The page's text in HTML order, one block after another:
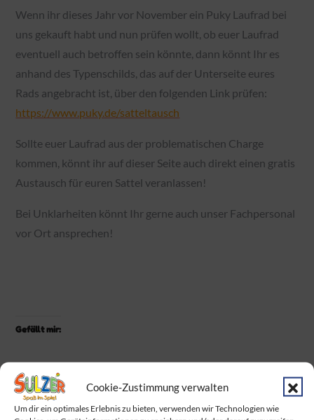
Cookie-Zustimmung verwalten
Um dir ein optimales Erlebnis zu bieten, verwenden wir Technologien wie
Wenn ihr dieses Jahr vor November ein Puky Laufrad bei
uns gekauft habt und nun prüfen wollt, ob euer Laufrad
eventuell auch betroffen sein könnte, dann könnt Ihr es
anhand des Typenschilds, das auf der Unterseite eures
Rads angebracht ist, über den folgenden Link prüfen:
https://www.puky.de/satteltausch
Sollte euer Laufrad aus der problematischen Charge
kommen, könnt ihr auf dieser Seite auch direkt einen gratis
Austausch für euren Sattel veranlassen!
Bei Unklarheiten könnt Ihr gerne auch unser Fachpersonal
vor Ort ansprechen!
Gefällt mir:
Ähnliche Beiträge